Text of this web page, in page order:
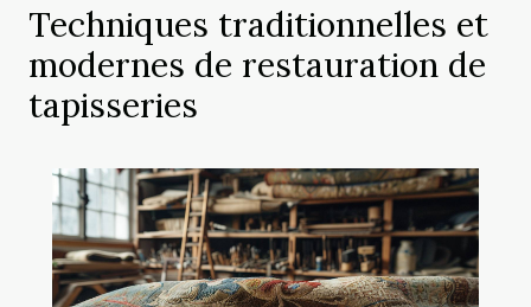
Techniques traditionnelles et
modernes de restauration de
tapisseries